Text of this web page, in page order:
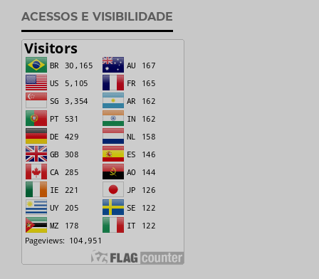
ACESSOS E VISIBILIDADE